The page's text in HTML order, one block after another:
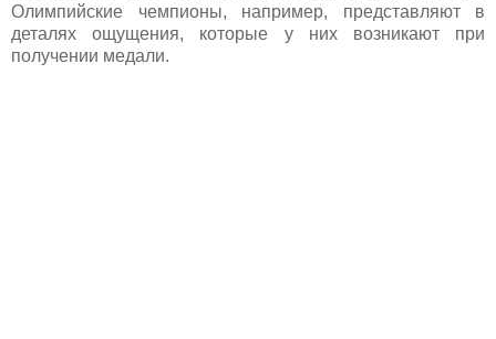
Олимпийские чемпионы, например, представляют в
деталях ощущения, которые у них возникают при
получении медали.